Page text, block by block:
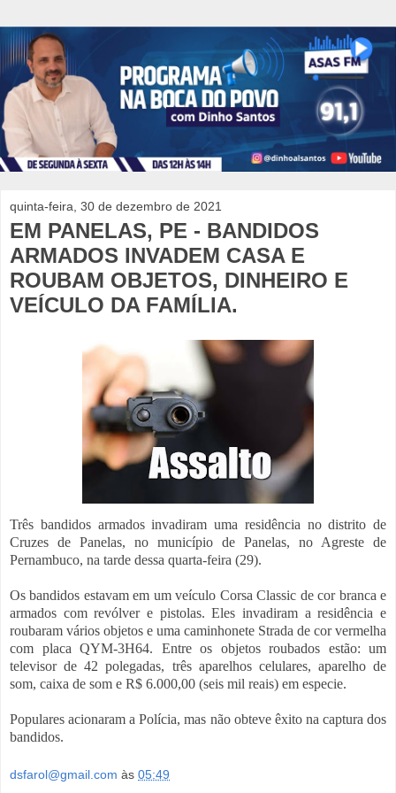
quinta-feira, 30 de dezembro de 2021
EM PANELAS, PE - BANDIDOS
ARMADOS INVADEM CASA E
ROUBAM OBJETOS, DINHEIRO E
VEÍCULO DA FAMÍLIA.
Três bandidos armados invadiram uma residência no distrito de
Cruzes de Panelas, no município de Panelas, no Agreste de
Pernambuco, na tarde dessa quarta-feira (29).
Os bandidos estavam em um veículo Corsa Classic de cor branca e
armados com revólver e pistolas. Eles invadiram a residência e
roubaram vários objetos e uma caminhonete Strada de cor vermelha
com placa QYM-3H64. Entre os objetos roubados estão: um
televisor de 42 polegadas, três aparelhos celulares, aparelho de
som, caixa de som e R$ 6.000,00 (seis mil reais) em especie.
Populares acionaram a Polícia, mas não obteve êxito na captura dos
bandidos.
dsfarol@gmail.com às 05:49